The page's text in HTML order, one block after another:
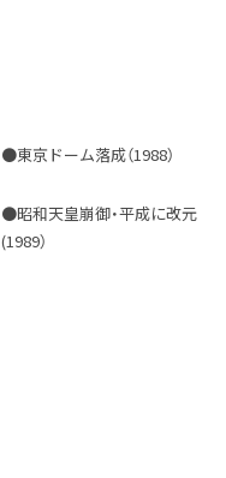
●東京ドーム落成（1988）
●昭和天皇崩御・平成に改元
(1989）